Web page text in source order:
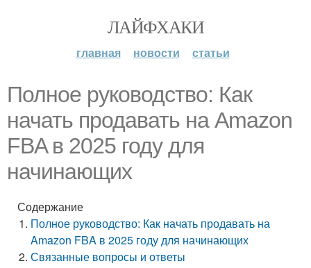
ЛАЙФХАКИ
главная новости статьи
Полное руководство: Как
начать продавать на Amazon
FBA в 2025 году для
начинающих
Содержание
Полное руководство: Как начать продавать на
Amazon FBA в 2025 году для начинающих
Связанные вопросы и ответы